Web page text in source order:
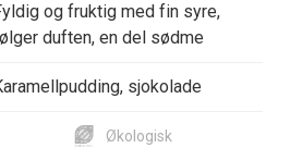
og fruktig med fin syre,
duften, en del sødme
sjokolade
Økologisk